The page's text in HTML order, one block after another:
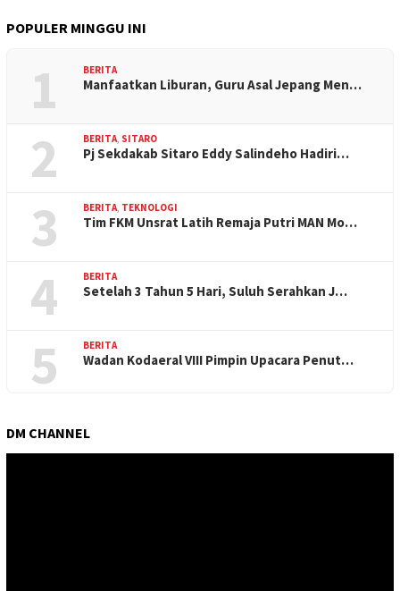
POPULER MINGGU INI
1 BERITA
Manfaatkan Liburan, Guru Asal Jepang Men…
2 BERITA SITARO
Pj Sekdakab Sitaro Eddy Salindeho Hadiri…
3 BERITA TEKNOLOGI
Tim FKM Unsrat Latih Remaja Putri MAN Mo…
4 BERITA
Setelah 3 Tahun 5 Hari, Suluh Serahkan J…
5 BERITA
Wadan Kodaeral VIII Pimpin Upacara Penut…
DM CHANNEL